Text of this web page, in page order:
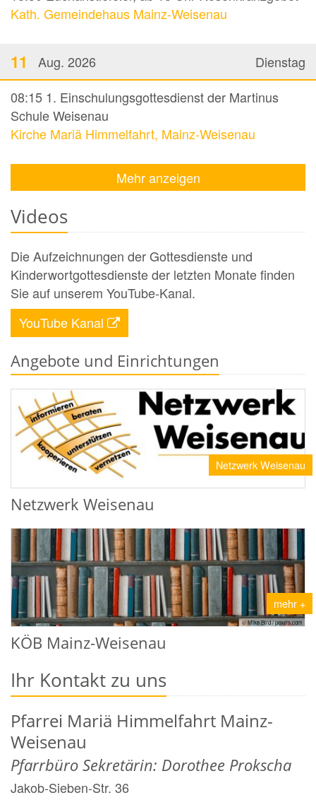
Kath. Gemeindehaus Mainz-Weisenau
Dienstag
11
Aug. 2026
08:15 1. Einschulungsgottesdienst der Martinus
Schule Weisenau
Kirche Mariä Himmelfahrt, Mainz-Weisenau
Mehr anzeigen
Videos
Die Aufzeichnungen der Gottesdienste und
Kinderwortgottesdienste der letzten Monate finden
Sie auf unserem YouTube-Kanal.
YouTube Kanal
Angebote und Einrichtungen
Netzwerk Weisenau
Netzwerk Weisenau
mehr +
© Mike Bird / pexels.com
KÖB Mainz-Weisenau
Ihr Kontakt zu uns
Pfarrei Mariä Himmelfahrt Mainz-
Weisenau
Pfarrbüro Sekretärin: Dorothee Prokscha
Jakob-Sieben-Str. 36